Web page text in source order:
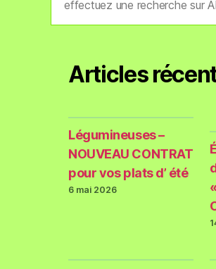
Articles
Légumineuses –
NOUVEAU CONTRAT
pour vos plats d’ été
6 mai 2026